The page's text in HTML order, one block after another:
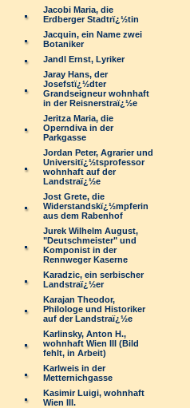
Jacobi Maria, die
Erdberger Stadtrï¿½tin
Jacquin, ein Name zwei
Botaniker
Jandl Ernst, Lyriker
Jaray Hans, der
Josefstï¿½dter
Grandseigneur wohnhaft
in der Reisnerstraï¿½e
Jeritza Maria, die
Operndiva in der
Parkgasse
Jordan Peter, Agrarier und
Universitï¿½tsprofessor
wohnhaft auf der
Landstraï¿½e
Jost Grete, die
Widerstandskï¿½mpferin
aus dem Rabenhof
Jurek Wilhelm August,
"Deutschmeister" und
Komponist in der
Rennweger Kaserne
Karadzic, ein serbischer
Landstraï¿½er
Karajan Theodor,
Philologe und Historiker
auf der Landstraï¿½e
Karlinsky, Anton H.,
wohnhaft Wien III (Bild
fehlt, in Arbeit)
Karlweis in der
Metternichgasse
Kasimir Luigi, wohnhaft
Wien III.